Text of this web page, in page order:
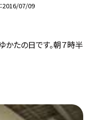
2016/07/09
かたの日です。朝７時半